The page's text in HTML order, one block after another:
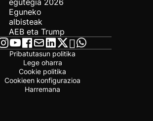
egutegia 2026
Eguneko
albisteak
AEB eta Trump
Pribatutasun politika
Lege oharra
Cookie politika
Cookieen konfigurazioa
Harremana